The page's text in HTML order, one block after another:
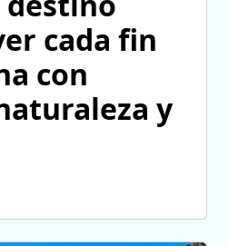
cada fin
con
y